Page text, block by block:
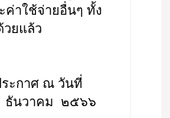
ค่าใช้จ่ายอื่นๆ ทั้ง
วยแล้ว
ะกาศ ณ วันที่
นวาคม ๒๕๖๖